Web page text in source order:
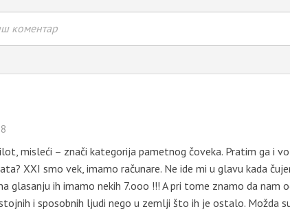
коментар
misleći – znači kategorija pametnog čoveka. Pratim ga i
XXI smo vek, imamo računare. Ne ide mi u glavu kada
glasanju ih imamo nekih 7.ooo !!! A pri tome znamo da nam
i sposobnih ljudi nego u zemlji što ih je ostalo. Možda